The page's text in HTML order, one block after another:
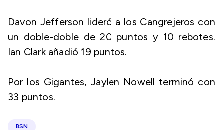
Davon Jefferson lideró a los Cangrejeros con
un doble-doble de 20 puntos y 10 rebotes.
Ian Clark añadió 19 puntos.
Por los Gigantes, Jaylen Nowell terminó con
33 puntos.
BSN